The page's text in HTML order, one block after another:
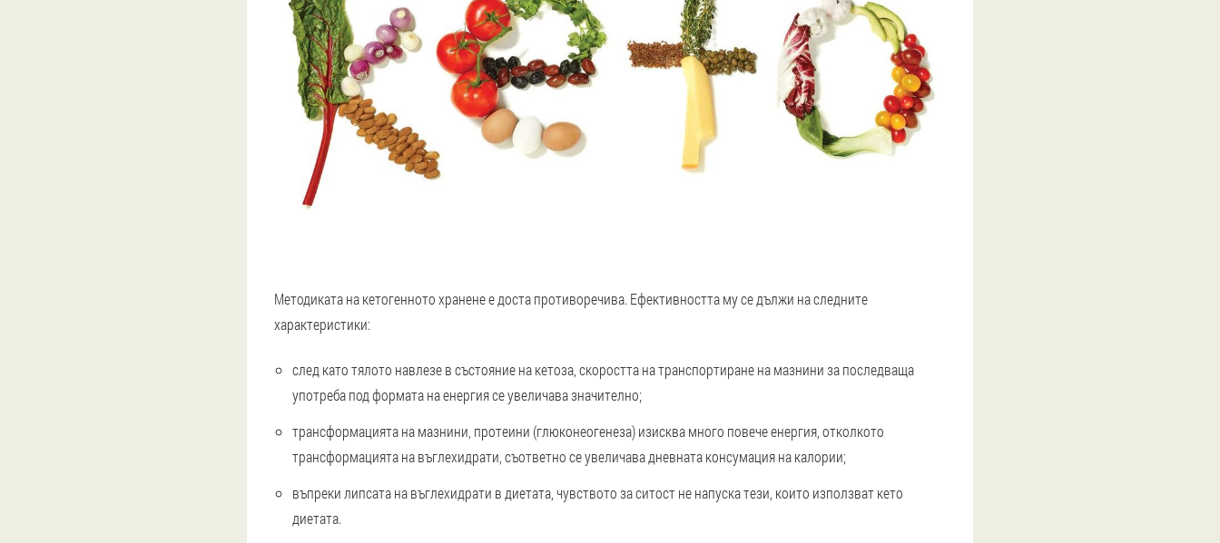
Методиката на кетогенното хранене е доста противоречива. Ефективността му се дължи на следните
характеристики:
след като тялото навлезе в състояние на кетоза, скоростта на транспортиране на мазнини за последваща
употреба под формата на енергия се увеличава значително;
трансформацията на мазнини, протеини (глюконеогенеза) изисква много повече енергия, отколкото
трансформацията на въглехидрати, съответно се увеличава дневната консумация на калории;
въпреки липсата на въглехидрати в диетата, чувството за ситост не напуска тези, които използват кето
диетата.